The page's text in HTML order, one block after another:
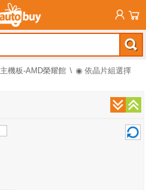
主機板-AMD榮耀館
◉ 依晶片組選擇